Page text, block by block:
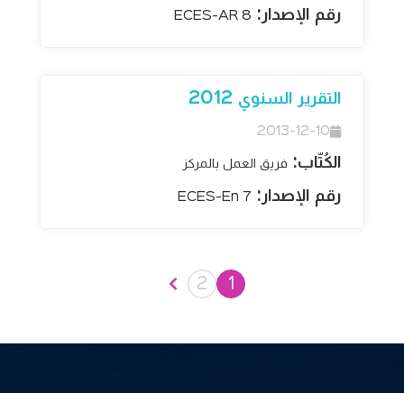
رقم الإصدار: ECES-AR 8
التقرير السنوي 2012
2013-12-10
الكُتّاب: فريق العمل بالمركز
رقم الإصدار: ECES-En 7
1
2